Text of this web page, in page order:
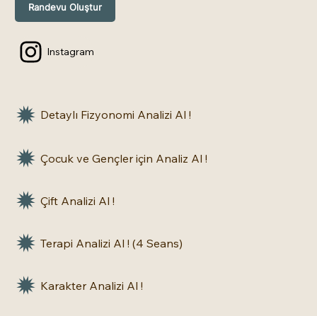
Randevu Oluştur
Instagram
Detaylı Fizyonomi Analizi Al !
Karakter Analizi Al !
Çocuk ve Gençler için Analiz Al !
Terapi Analizi Al ! (4 Seans)
Çift Analizi Al !